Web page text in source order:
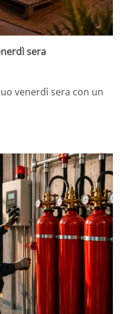
sera
venerdì sera con un